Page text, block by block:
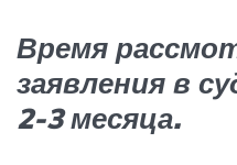
Время
заявления в
2-3 месяца.